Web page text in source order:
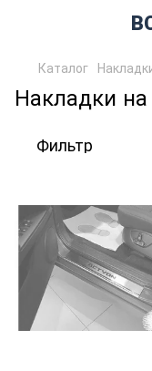
Каталог
Накладки
Фильтр